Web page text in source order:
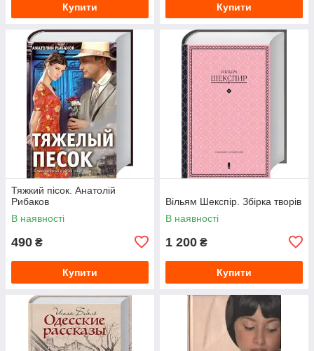
Купити Купити
Тяжкий пісок. Анатолій
Рибаков
В наявності
490 ₴
Купити
Вільям Шекспір. Збірка творів
В наявності
1 200 ₴
Купити